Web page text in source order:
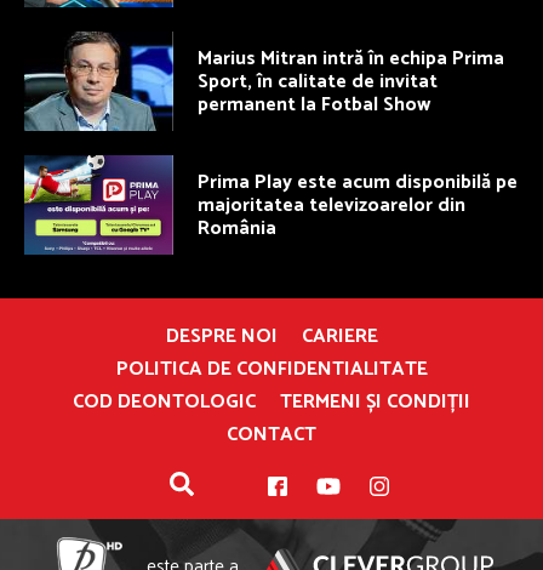
Marius Mitran intră în echipa Prima
Sport, în calitate de invitat
permanent la Fotbal Show
Prima Play este acum disponibilă pe
majoritatea televizoarelor din
România
DESPRE NOI
CARIERE
POLITICA DE CONFIDENTIALITATE
COD DEONTOLOGIC
TERMENI ȘI CONDIȚII
CONTACT